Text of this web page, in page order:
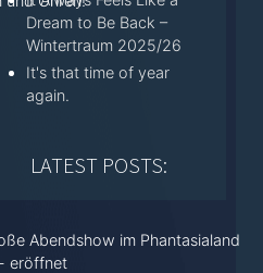
Abendshow im Phantasialand
eröffnet
Dream to Be Back –
Wintertraum 2025/26
It's that time of year
again.
LATEST POSTS: